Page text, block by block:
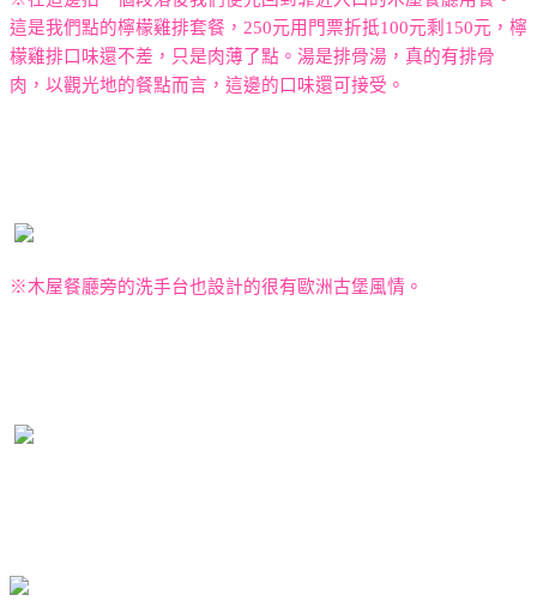
這是我們點的檸檬雞排套餐， 250元用門票折抵100元剩 150元，檸
檬雞排口味還不差，只是肉薄了點。湯是排骨湯，真的有排骨
肉，以觀光地的餐點而言，這邊的口味還可接受。
※木屋餐廳旁的洗手台也設計的很有歐洲古堡風情。